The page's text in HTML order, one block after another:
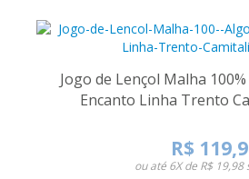
Jogo de Lençol Malha
Encanto Linha Trento
R$
ou até6X de R$ 19,98